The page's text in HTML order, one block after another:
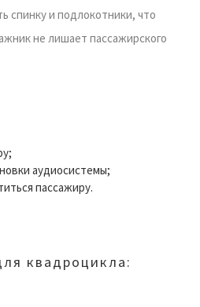
спинку и подлокотники, что
не лишает пассажирского
аудиосистемы;
пассажиру.
квадроцикла: